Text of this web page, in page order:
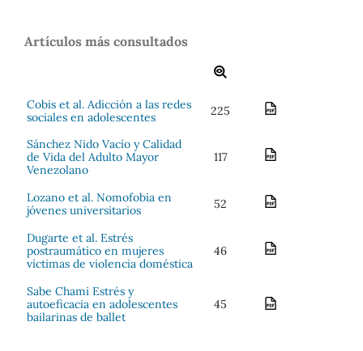
Artículos más consultados
Cobis et al. Adicción a las redes
sociales en adolescentes
225
Sánchez Nido Vacío y Calidad
de Vida del Adulto Mayor
Venezolano
117
Lozano et al. Nomofobia en
jóvenes universitarios
52
Dugarte et al. Estrés
postraumático en mujeres
víctimas de violencia doméstica
46
Sabe Chami Estrés y
autoeficacia en adolescentes
bailarinas de ballet
45